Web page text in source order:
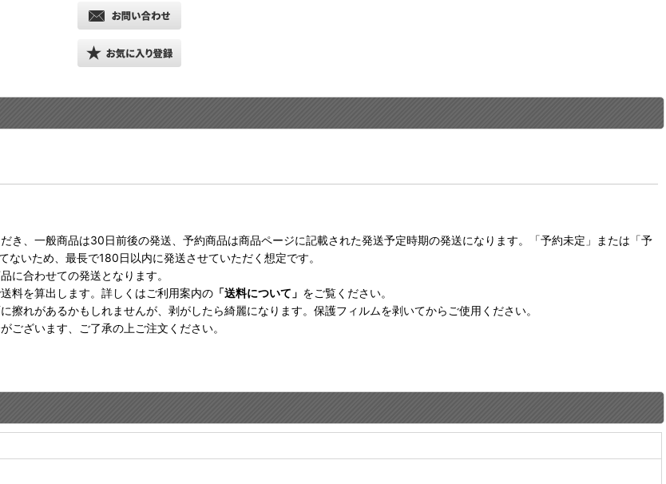
き、一般商品は30日前後の発送、予約商品は商品ページに記載された発送予定時期の発送になります。「予約未定」または「予
いため、最長で180日以内に発送させていただく想定です。
に合わせての発送となります。
料を算出します。詳しくはご利用案内の 「送料について」 をご覧ください。
擦れがあるかもしれませんが、剥がしたら綺麗になります。保護フィルムを剥いてからご使用ください。
ございます、ご了承の上ご注文ください。